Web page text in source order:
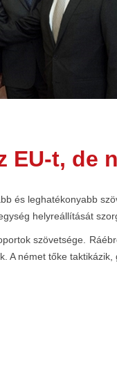
EU-t, de
és leghatékonyabb
helyreállítását
szövetsége.
A német tőke